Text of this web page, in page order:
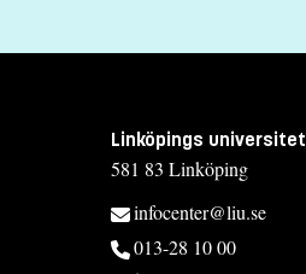
Linköpings universitet
581 83 Linköping
infocenter@liu.se
013-28 10 00